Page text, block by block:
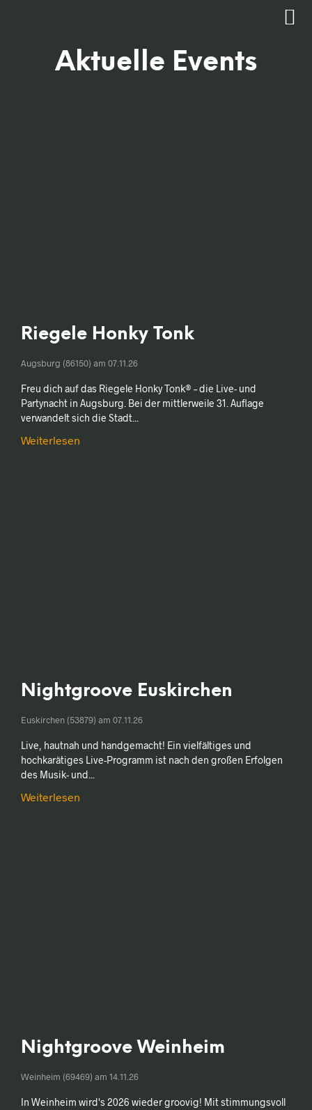
Aktuelle Events
Riegele Honky Tonk
Augsburg (86150) am 07.11.26
Freu dich auf das Riegele Honky Tonk® – die Live- und
Partynacht in Augsburg. Bei der mittlerweile 31. Auflage
verwandelt sich die Stadt...
Weiterlesen
Nightgroove Euskirchen
Euskirchen (53879) am 07.11.26
Live, hautnah und handgemacht! Ein vielfältiges und
hochkarätiges Live-Programm ist nach den großen Erfolgen
des Musik- und...
Weiterlesen
Nightgroove Weinheim
Weinheim (69469) am 14.11.26
In Weinheim wird's 2026 wieder groovig! Mit stimmungsvoll